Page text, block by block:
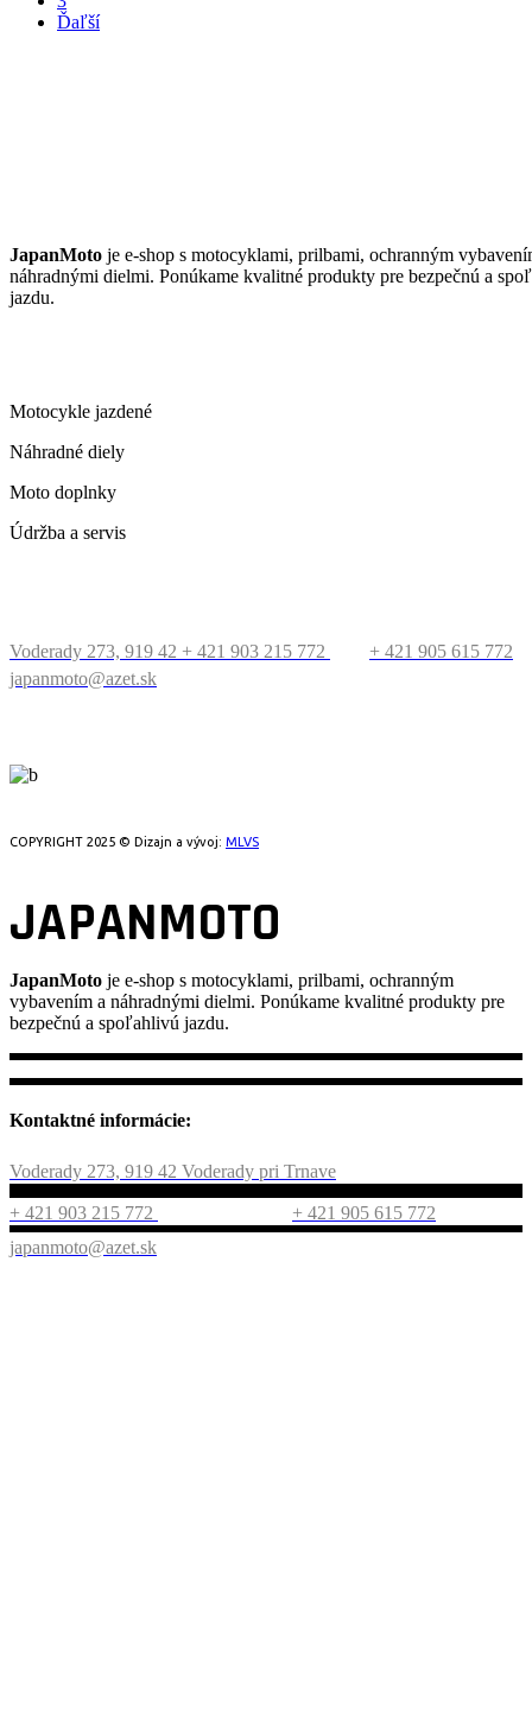
Ďaľší
JapanMoto je e-shop s motocyklami, prilbami, ochranným
náhradnými dielmi. Ponúkame kvalitné produkty pre bezpečnú a
jazdu.
Motocykle jazdené
Náhradné diely
Moto doplnky
Údržba a servis
Voderady 273, 919 42 + 421 903 215 772
+ 421 905 615 772
japanmoto@azet.sk
COPYRIGHT 2025 © Dizajn a vývoj: MLVS
JAPANMOTO
JapanMoto je e-shop s motocyklami, prilbami, ochranným
vybavením a náhradnými dielmi. Ponúkame kvalitné produkty pre
bezpečnú a spoľahlivú jazdu.
Kontaktné informácie:
Voderady 273, 919 42 Voderady pri Trnave
+ 421 903 215 772
+ 421 905 615 772
japanmoto@azet.sk